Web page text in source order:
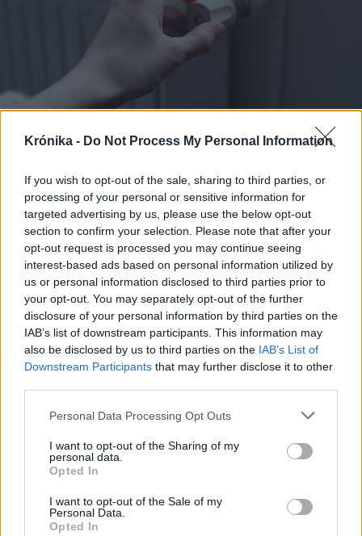
Krónika - Do Not Process My Personal Information
If you wish to opt-out of the sale, sharing to third parties, or
processing of your personal or sensitive information for
targeted advertising by us, please use the below opt-out
section to confirm your selection. Please note that after your
opt-out request is processed you may continue seeing
interest-based ads based on personal information utilized by
us or personal information disclosed to third parties prior to
your opt-out. You may separately opt-out of the further
disclosure of your personal information by third parties on the
IAB’s list of downstream participants. This information may
also be disclosed by us to third parties on the IAB’s List of
Downstream Participants that may further disclose it to other
Personal Data Processing Opt Outs
I want to opt-out of the Sharing of my
personal data.
Opted In
I want to opt-out of the Sale of my
Personal Data.
Opted In
Energiaügyi államtitkár: nehéz
időszak lehet a következő tél és
2027 tavasza